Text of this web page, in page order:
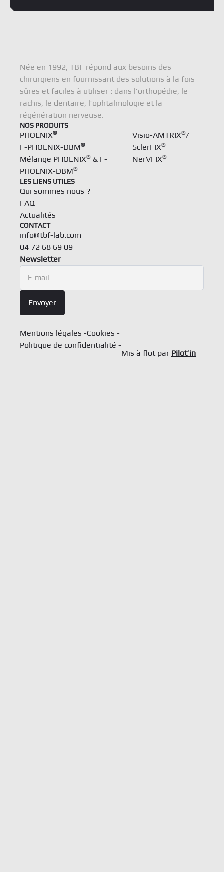
Née en 1992, TBF répond aux besoins des
chirurgiens en fournissant des solutions à la fois
sûres et faciles à utiliser : dans l’orthopédie, le
rachis, le dentaire, l’ophtalmologie et la
régénération nerveuse.
NOS PRODUITS
PHOENIX®
F-PHOENIX-DBM®
Mélange PHOENIX® & F-
PHOENIX-DBM®
Visio-AMTRIX®/
SclerFIX®
NerVFIX®
LES LIENS UTILES
Qui sommes nous ?
FAQ
Actualités
CONTACT
info@tbf-lab.com
04 72 68 69 09
Newsletter
E-mail
Envoyer
Mentions légales
Cookies
Politique de confidentialité
Mis à flot par Pilot’in